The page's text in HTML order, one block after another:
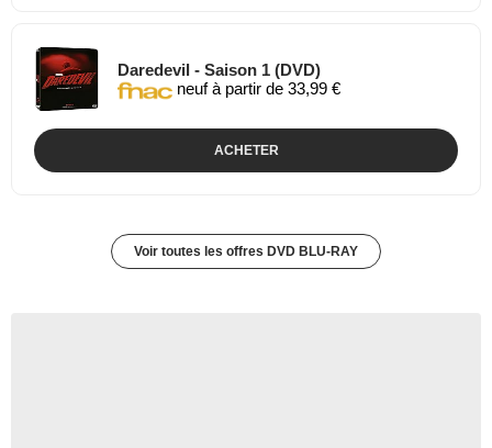
Daredevil - Saison 1 (DVD)
neuf à partir de 33,99 €
ACHETER
Voir toutes les offres DVD BLU-RAY